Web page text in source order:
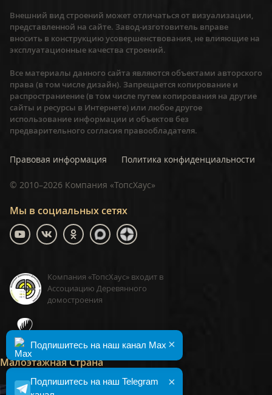
Мы в социальных сетях
Компания «ТопсХаус» входит в
Ассоциацию Деревянного
домостроения
Малоэтажная Страна
Внешний вид строений может отличаться от визуализации,
представленной на сайте. Завод-изготовитель вправе
вносить в конструкцию усовершенствования, не влияющие на
эксплуатационные качества строений.
Все материалы данного сайта являются объектами авторского
права (в том числе дизайн). Запрещается копирование и
распространиение (в том числе путем копирования на другие
сайты и ресурсы в Интернете) или любое другое
использование информации и объектов без
предварительного согласия правообладателя.
Правовая информация Политика конфиденциальности
© 2010–2026 Компания «ТопсХаус»
×
Подпишитесь на наш Telegram
×
Подпишитесь на наш канал Max